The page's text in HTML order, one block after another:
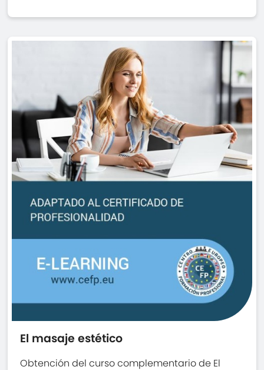
El masaje estético
Obtención del curso complementario de El